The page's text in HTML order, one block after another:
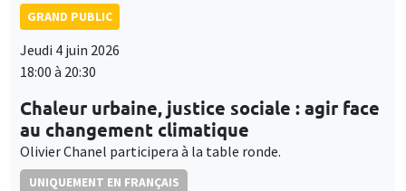
GRAND PUBLIC
Jeudi 4 juin 2026
18:00 à 20:30
Chaleur urbaine, justice sociale : agir face
au changement climatique
Olivier Chanel participera à la table ronde.
UNIQUEMENT EN FRANÇAIS